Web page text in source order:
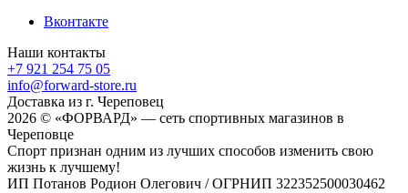
Вконтакте
Наши контакты
+7 921 254 75 05
info@forward-store.ru
Доставка из г. Череповец
2026 © «ФОРВАРД» — сеть спортивных магазинов в
Череповце
Спорт признан одним из лучших способов изменить свою
жизнь к лучшему!
ИП Потанов Родион Олегович / ОГРНИП 322352500030462